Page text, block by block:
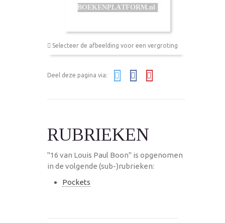
Selecteer de afbeelding voor een vergroting
Deel deze pagina via:
RUBRIEKEN
"16 van Louis Paul Boon" is opgenomen
in de volgende (sub-)rubrieken:
Pockets